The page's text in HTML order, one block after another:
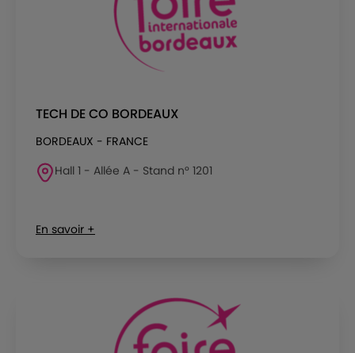
TECH DE CO BORDEAUX
BORDEAUX - FRANCE
Hall 1 - Allée A - Stand n° 1201
En savoir +